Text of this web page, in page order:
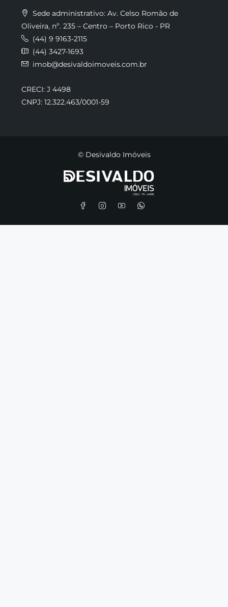
Sede administrativo: Av. Celso Romão de
Oliveira, nº. 235 – Centro – Porto Rico - PR
(44) 9 9163-2115
(44) 3427-1693
imob@desivaldoimoveis.com.br
CRECI: J 4498
CNPJ: 12.322.463/0001-59
© Desivaldo Imóveis